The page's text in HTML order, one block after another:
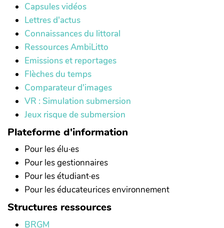
Capsules vidéos
Lettres d'actus
Connaissances du littoral
Ressources AmbiLitto
Emissions et reportages
Flèches du temps
Comparateur d'images
VR : Simulation submersion
Jeux risque de submersion
Plateforme d'information
Pour les élu·es
Pour les gestionnaires
Pour les étudiant·es
Pour les éducateurices environnement
Structures ressources
BRGM